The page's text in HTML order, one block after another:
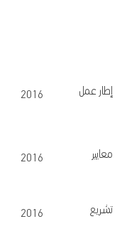
إطار عمل 2016
معايير 2016
تشريع 2016